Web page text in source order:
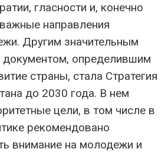
гласности и, конечно
направления
Другим значительным
документом, определившим
страны, стала Стратегия
до 2030 года. В нем
цели, в том числе в
рекомендовано
внимание на молодежи и